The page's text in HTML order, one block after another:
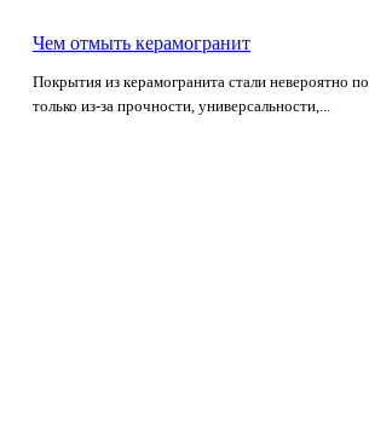
Чем отмыть керамогранит
Покрытия из керамогранита стали невероятно
только из-за прочности, универсальности,...